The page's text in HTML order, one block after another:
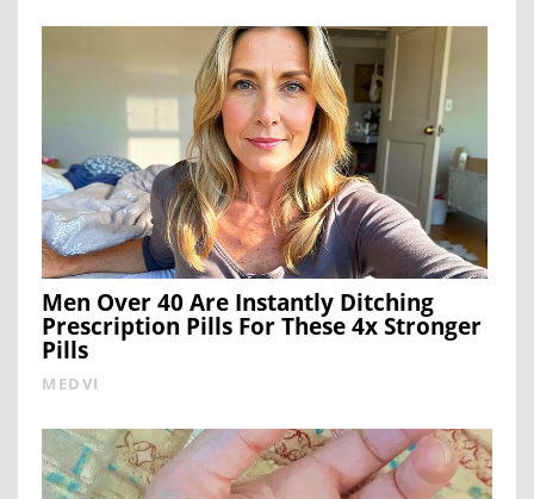
Men Over 40 Are Instantly Ditching
Prescription Pills For These 4x Stronger
Pills
MEDVI